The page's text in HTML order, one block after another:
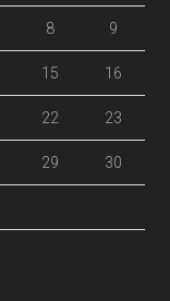
8 9
15 16
22 23
29 30